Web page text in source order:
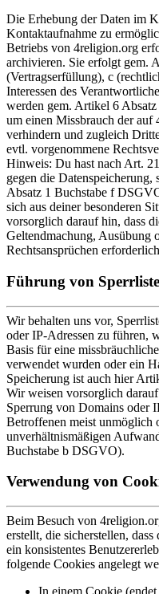
Die Erhebung der Daten im
Kontaktaufnahme zu
Betriebs von 4religion.org
archivieren. Sie erfolgt gem.
(Vertragserfüllung), c
Interessen des
werden gem. Artikel 6
um einen Missbrauch der auf
verhindern und zugleich
evtl. vorgenommene
Hinweis: Du hast nach Art.
gegen die
Absatz 1 Buchstabe f
sich aus deiner besonderen
vorsorglich darauf hin, dass
Geltendmachung, Ausübung
Rechtsansprüchen
Führung von
Wir behalten uns vor,
oder IP-Adressen zu führen,
Basis für eine
verwendet wurden oder ein
Speicherung ist auch hier
Wir weisen vorsorglich
Sperrung von Domains oder
Betroffenen meist unmöglich
unverhältnismäßigen
Buchstabe b DSGVO).
Verwendung von
Beim Besuch von
erstellt, die sicherstellen,
ein konsistentes
folgende Cookies angelegt
In einem Cookie